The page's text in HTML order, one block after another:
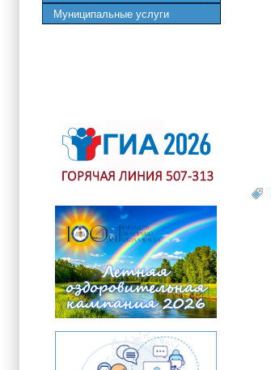
Муниципальные услуги